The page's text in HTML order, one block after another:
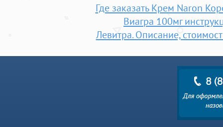
Где заказать Крем Naron
Виагра 100мг
Левитра. Описание,